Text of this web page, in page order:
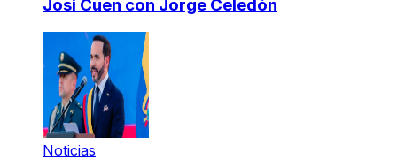
Josi Cuen con Jorge Celedón
Noticias